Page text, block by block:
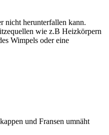
nicht herunterfallen kann.
wie z.B Heizkörpern
Wimpels oder eine
und Fransen umnäht